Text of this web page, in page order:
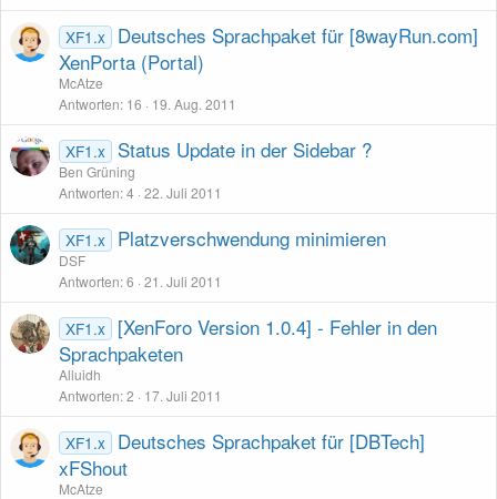
XF1.x
Deutsches Sprachpaket für [8wayRun.com]
XenPorta (Portal)
McAtze
Antworten 16 19. Aug. 2011
XF1.x Status Update in der Sidebar ?
Ben Grüning
Antworten 4 22. Juli 2011
XF1.x Platzverschwendung minimieren
DSF
Antworten 6 21. Juli 2011
XF1.x
[XenForo Version 1.0.4] - Fehler in den
Sprachpaketen
Alluidh
Antworten 2 17. Juli 2011
XF1.x
Deutsches Sprachpaket für [DBTech]
xFShout
McAtze